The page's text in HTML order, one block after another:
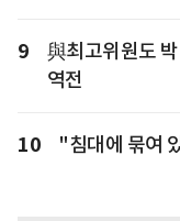
9
與최고위원도
역전
10 "침대에 묶여